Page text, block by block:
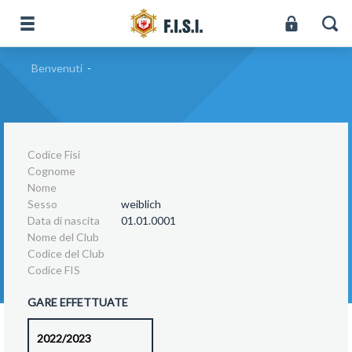
Benvenuti -
Codice Fisi
Cognome
Nome
Sesso
weiblich
Data di nascita
01.01.0001
Nome del Club
Codice del Club
Codice FIS
GARE EFFETTUATE